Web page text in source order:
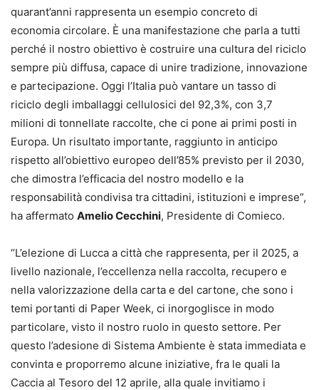
quarant’anni rappresenta un esempio concreto di
economia circolare. È una manifestazione che parla a tutti
perché il nostro obiettivo è costruire una cultura del riciclo
sempre più diffusa, capace di unire tradizione, innovazione
e partecipazione. Oggi l’Italia può vantare un tasso di
riciclo degli imballaggi cellulosici del 92,3%, con 3,7
milioni di tonnellate raccolte, che ci pone ai primi posti in
Europa. Un risultato importante, raggiunto in anticipo
rispetto all’obiettivo europeo dell’85% previsto per il 2030,
che dimostra l’efficacia del nostro modello e la
responsabilità condivisa tra cittadini, istituzioni e imprese”,
ha affermato Amelio Cecchini, Presidente di Comieco.
“L’elezione di Lucca a città che rappresenta, per il 2025, a
livello nazionale, l’eccellenza nella raccolta, recupero e
nella valorizzazione della carta e del cartone, che sono i
temi portanti di Paper Week, ci inorgoglisce in modo
particolare, visto il nostro ruolo in questo settore. Per
questo l’adesione di Sistema Ambiente è stata immediata e
convinta e proporremo alcune iniziative, fra le quali la
Caccia al Tesoro del 12 aprile, alla quale invitiamo i